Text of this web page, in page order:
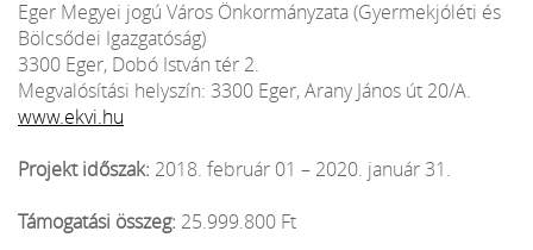
Eger Megyei jogú Város Önkormányzata (Gyermekjóléti és
Bölcsődei Igazgatóság)
3300 Eger, Dobó István tér 2.
Megvalósítási helyszín: 3300 Eger, Arany János út 20/A.
www.ekvi.hu
Projekt időszak: 2018. február 01 – 2020. január 31.
Támogatási összeg: 25.999.800 Ft